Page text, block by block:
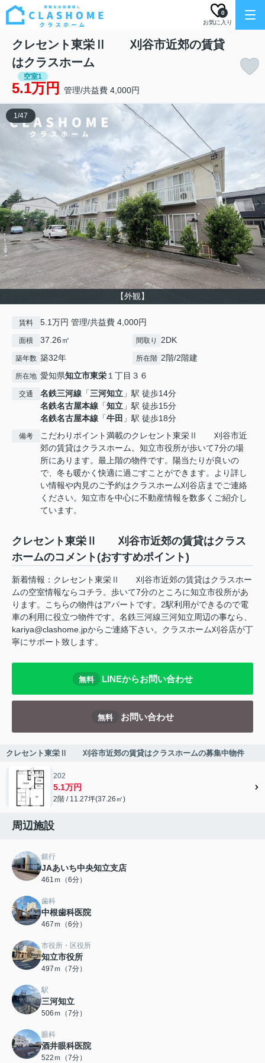
お気に入り
0
クレセント東栄Ⅱ 刈谷市近郊の賃貸
はクラスホーム
空室1
5.1万円 管理/共益費 4,000円
【外観】
1/47
賃料 5.1万円 管理/共益費 4,000円
面積 37.26㎡ 間取り 2DK
築年数 築32年 所在階 2階/2階建
所在地 愛知県知立市東栄１丁目３６
交通 名鉄三河線 「三河知立 」駅 徒歩14分
名鉄名古屋本線 「知立 」駅 徒歩15分
名鉄名古屋本線 「牛田 」駅 徒歩18分
備考
こだわりポイント満載のクレセント東栄Ⅱ 刈谷市近
郊の賃貸はクラスホーム。知立市役所が歩いて7分の場
所にあります。最上階の物件です。陽当たりが良いの
で、冬も暖かく快適に過ごすことができます。より詳し
い情報や内見のご予約はクラスホーム刈谷店までご連絡
ください。知立市を中心に不動産情報を数多くご紹介し
ています。
クレセント東栄Ⅱ 刈谷市近郊の賃貸はクラス
ホームのコメント(おすすめポイント)
新着情報：クレセント東栄Ⅱ 刈谷市近郊の賃貸はクラスホー
ムの空室情報ならコチラ。歩いて7分のところに知立市役所があ
ります。こちらの物件はアパートです。2駅利用ができるので電
車の利用に役立つ物件です。名鉄三河線三河知立周辺の事なら、
kariya@clashome.jpからご連絡下さい。クラスホーム刈谷店が丁
寧にサポート致します。
無料 LINEからお問い合わせ
無料 お問い合わせ
クレセント東栄Ⅱ 刈谷市近郊の賃貸はクラスホームの募集中物件
202
5.1万円
2階 / 11.27坪(37.26㎡)
周辺施設
銀行
JAあいち中央知立支店
461ｍ（6分）
歯科
中根歯科医院
467ｍ（6分）
市役所・区役所
知立市役所
497ｍ（7分）
駅
三河知立
506ｍ（7分）
眼科
酒井眼科医院
522ｍ（7分）